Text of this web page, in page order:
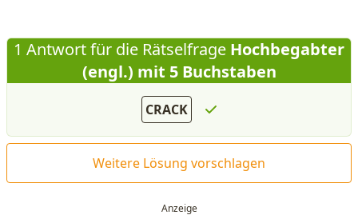
1 Antwort für die Rätselfrage Hochbegabter
(engl.) mit 5 Buchstaben
CRACK
Weitere Lösung vorschlagen